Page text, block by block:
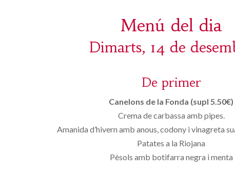
Menú del dia
Dimarts, 14 de
De primer
Canelons de la Fonda (supl 5.50€)
Crema de carbassa amb pipes.
Amanida d’hivern amb anous, codony i vinagreta
Patates a la Riojana
Pèsols amb botifarra negra i menta